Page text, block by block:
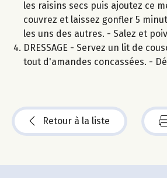
les raisins secs puis ajoutez ce
couvrez et laissez gonfler 5
les uns des autres. - Salez et
DRESSAGE - Servez un lit de
tout d'amandes concassées. -
Retour à la liste